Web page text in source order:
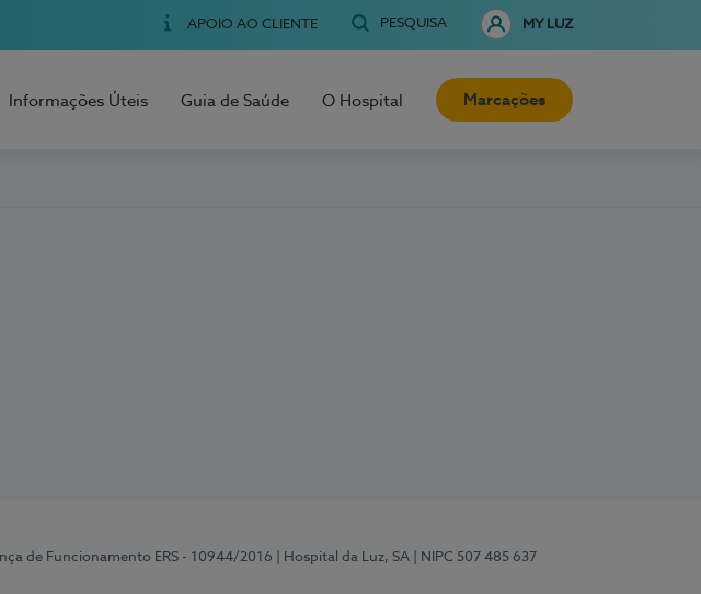
APOIO AO CLIENTE PESQUISA MY LUZ
Informações Úteis Guia de Saúde O Hospital Marcações
de Funcionamento ERS - 10944/2016 | Hospital da Luz, SA | NIPC 507 485 637